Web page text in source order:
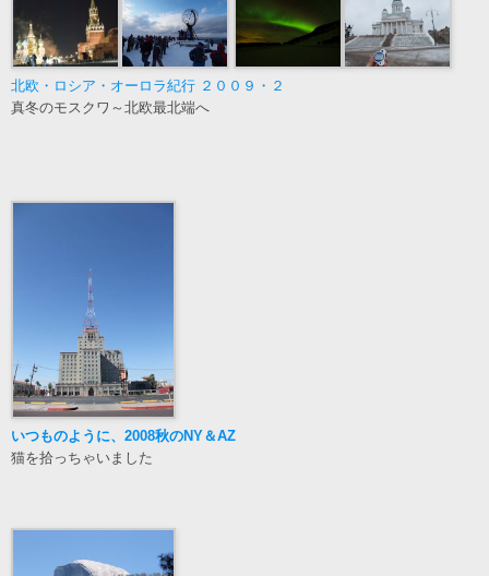
北欧・ロシア・オーロラ紀行 ２００９・２
真冬のモスクワ～北欧最北端へ
いつものように、2008秋のNY＆AZ
猫を拾っちゃいました